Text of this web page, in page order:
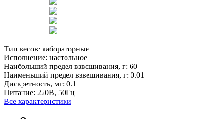
Тип весов: лабораторные
Исполнение: настольное
Наибольший предел взвешивания, г: 60
Наименьший предел взвешивания, г: 0.01
Дискретность, мг: 0.1
Питание: 220В, 50Гц
Все характеристики